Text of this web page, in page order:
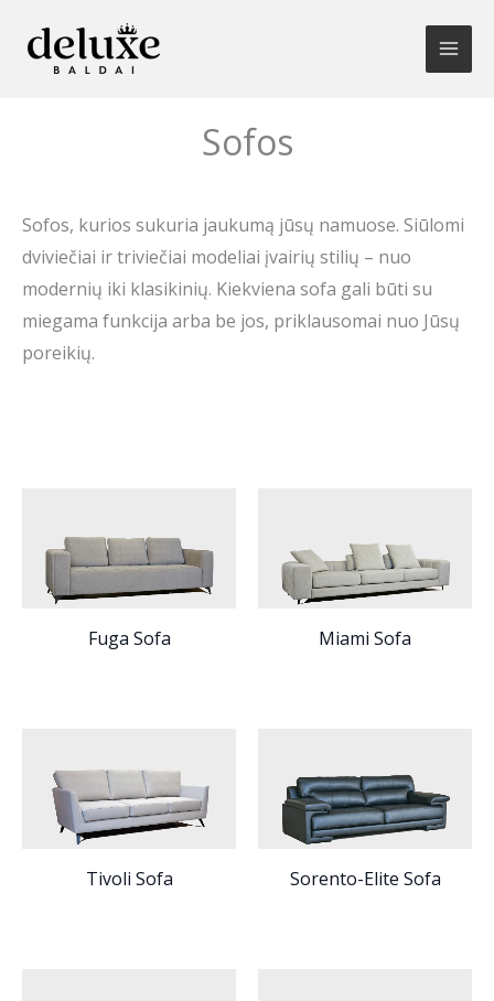
prie
turinio
Sofos
Sofos, kurios sukuria jaukumą jūsų namuose. Siūlomi
dviviečiai ir triviečiai modeliai įvairių stilių – nuo
modernių iki klasikinių. Kiekviena sofa gali būti su
miegama funkcija arba be jos, priklausomai nuo Jūsų
poreikių.
Fuga Sofa Miami Sofa
Tivoli Sofa Sorento-Elite Sofa